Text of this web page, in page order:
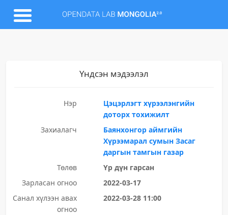
Үндсэн мэдээлэл
Нэр
Цэцэрлэгт хүрээлэнгийн
доторх тохижилт
Захиалагч
Баянхонгор аймгийн
Хүрээмарал сумын Засаг
даргын тамгын газар
Төлөв
Үр дүн гарсан
Зарласан огноо
2022-03-17
Санал хүлээн авах
огноо
2022-03-28 11:00